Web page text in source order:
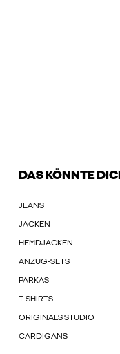
DAS KÖNNTE
JEANS
JACKEN
HEMDJACKEN
ANZUG-SETS
PARKAS
T-SHIRTS
ORIGINALS STUDIO
CARDIGANS